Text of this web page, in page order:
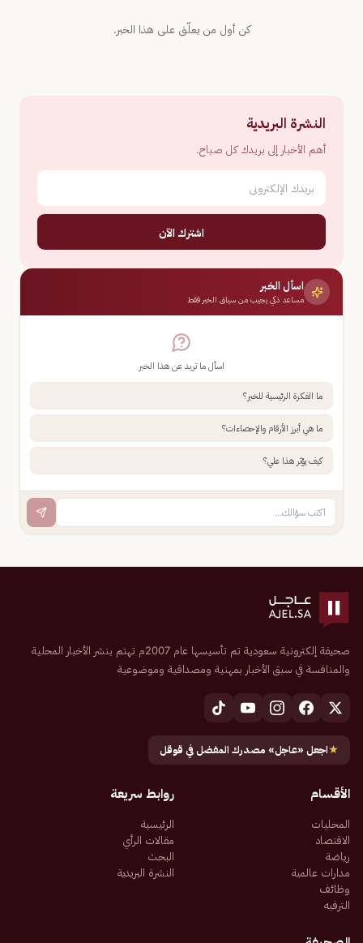
كن أول من يعلّق على هذا الخبر.
النشرة البريدية
أهم الأخبار إلى بريدك كل صباح.
اشترك الآن
اسأل الخبر
مساعد ذكي يجيب من سياق الخبر فقط
اسأل ما تريد عن هذا الخبر
ما الفكرة الرئيسية للخبر؟
ما هي أبرز الأرقام والإحصاءات؟
كيف يؤثر هذا علي؟
صحيفة إلكترونية سعودية تم تأسيسها عام 2007م تهتم بنشر الأخبار المحلية
والمنافسة في سبق الأخبار بمهنية ومصداقية وموضوعية
★اجعل «عاجل» مصدرك المفضل في قوقل
الأقسام
المحليات
الاقتصاد
رياضة
مدارات عالمية
وظائف
الترفيه
روابط سريعة
الرئيسية
مقالات الرأي
البحث
النشرة البريدية